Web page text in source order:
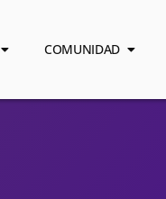
COMUNIDAD